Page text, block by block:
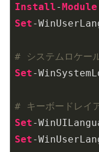
Install-Module
Set-
# システムロケー
Set-
# キーボードレイ
Set-
Set-